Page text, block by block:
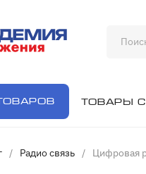
Товары
/ Радио связь / Цифровая